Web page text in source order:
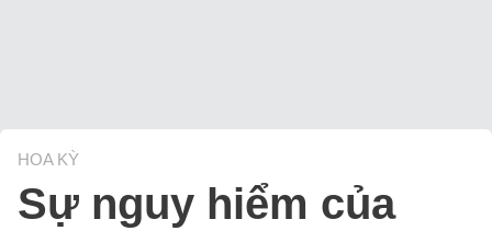
HOA KỲ
Sự nguy hiểm của